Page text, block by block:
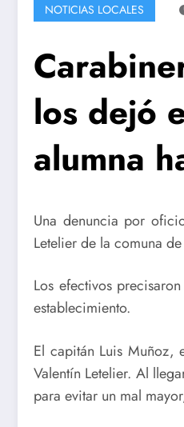
NOTICIAS LOCALES
los dejó
alumna
Una denuncia por
Letelier de la comuna
Los efectivos
establecimiento.
El capitán Luis Muñoz,
Valentín Letelier. Al
para evitar un mal